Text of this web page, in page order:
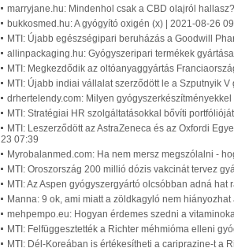
marryjane.hu: Mindenhol csak a CBD olajról
bukkosmed.hu: A gyógyító oxigén (x) | 2021-08-26
MTI: Újabb egészségipari beruházás a Goodwill
allinpackaging.hu: Gyógyszeripari termékek
MTI: Megkezdődik az oltóanyaggyártás
MTI: Újabb indiai vállalat szerződött le a Szputnyik
drhertelendy.com: Milyen
MTI: Stratégiai HR szolgáltatásokkal bővíti
MTI: Leszerződött az AstraZeneca és az Oxfordi
23 07:39
Myrobalanmed.com: Ha nem mersz megszólalni -
MTI: Oroszország 200 millió dózis vakcinát tervez
MTI: Az Aspen gyógyszergyártó olcsóbban adná
Manna: 9 ok, ami miatt a zöldkagyló nem
mehpempo.eu: Hogyan érdemes szedni a
MTI: Felfüggesztették a Richter méhmióma elleni
MTI: Dél-Koreában is értékesítheti a cariprazine-t a